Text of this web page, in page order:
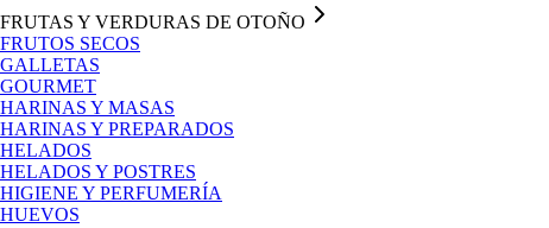
FRUTAS Y VERDURAS DE OTOÑO
FRUTOS SECOS
GALLETAS
GOURMET
HARINAS Y MASAS
HARINAS Y PREPARADOS
HELADOS
HELADOS Y POSTRES
HIGIENE Y PERFUMERÍA
HUEVOS